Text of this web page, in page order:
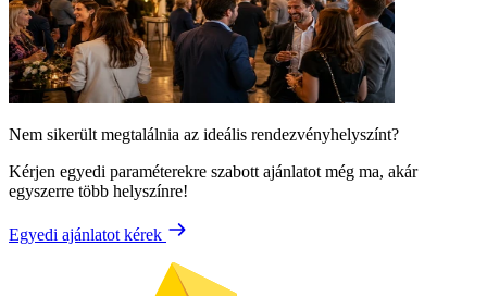
Nem sikerült megtalálnia az ideális rendezvényhelyszínt?
Kérjen egyedi paraméterekre szabott ajánlatot még ma, akár
egyszerre több helyszínre!
Egyedi ajánlatot kérek